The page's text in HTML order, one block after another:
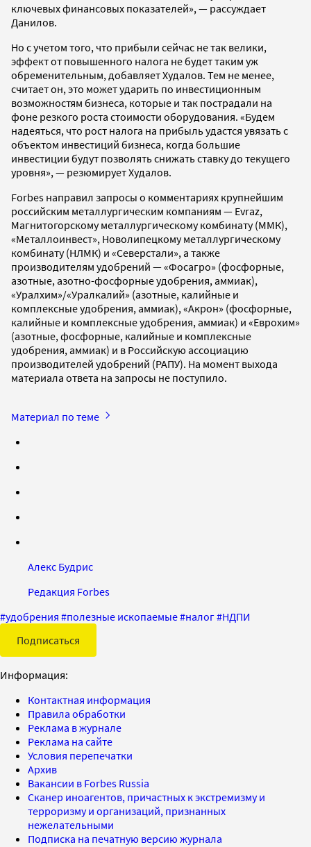
ключевых финансовых показателей», — рассуждает
Данилов.
Но с учетом того, что прибыли сейчас не так велики,
эффект от повышенного налога не будет таким уж
обременительным, добавляет Худалов. Тем не менее,
считает он, это может ударить по инвестиционным
возможностям бизнеса, которые и так пострадали на
фоне резкого роста стоимости оборудования. «Будем
надеяться, что рост налога на прибыль удастся увязать с
объектом инвестиций бизнеса, когда большие
инвестиции будут позволять снижать ставку до текущего
уровня», — резюмирует Худалов.
Forbes направил запросы о комментариях крупнейшим
российским металлургическим компаниям — Evraz,
Магнитогорскому металлургическому комбинату (ММК),
«Металлоинвест», Новолипецкому металлургическому
комбинату (НЛМК) и «Северстали», а также
производителям удобрений — «Фосагро» (фосфорные,
азотные, азотно-фосфорные удобрения, аммиак),
«Уралхим»/«Уралкалий» (азотные, калийные и
комплексные удобрения, аммиак), «Акрон» (фосфорные,
калийные и комплексные удобрения, аммиак) и «Еврохим»
(азотные, фосфорные, калийные и комплексные
удобрения, аммиак) и в Российскую ассоциацию
производителей удобрений (РАПУ). На момент выхода
материала ответа на запросы не поступило.
Материал по теме
Алекс Будрис
Редакция Forbes
#удобрения #полезные ископаемые#налог#НДПИ
Подписаться
Информация:
Контактная информация
Правила обработки
Реклама в журнале
Реклама на сайте
Условия перепечатки
Архив
Вакансии в Forbes Russia
Сканер иноагентов, причастных к экстремизму и
терроризму и организаций, признанных
нежелательными
Подписка на печатную версию журнала